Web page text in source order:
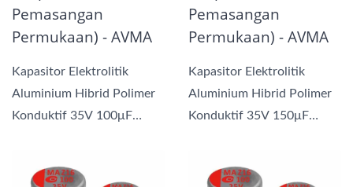
Pemasangan
Permukaan) - AVMA
Kapasitor Elektrolitik
Aluminium Hibrid Polimer
Konduktif 35V 100μF
Pemasangan
Permukaan) - AVMA
Kapasitor Elektrolitik
Aluminium Hibrid Polimer
Konduktif 35V 150μF